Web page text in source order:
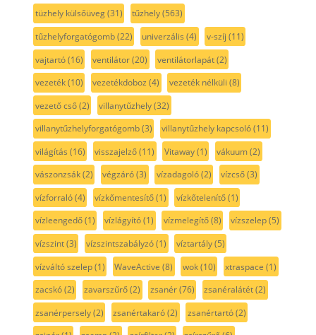
tüzhely külsőüveg(31) tűzhely(563)
tűzhelyforgatógomb(22) univerzális (4) v-szíj (11)
vajtartó(16) ventilátor(20) ventilátorlapát(2)
vezeték(10) vezetékdoboz (4) vezeték nélküli (8)
vezető cső(2) villanytűzhely(32)
villanytűzhelyforgatógomb(3) villanytűzhely kapcsoló(11)
világítás (16) visszajelző(11) Vitaway(1) vákuum(2)
vászonzsák(2) végzáró(3) vízadagoló(2) vízcső(3)
vízforraló(4) vízkőmentesítő(1) vízkőtelenítő(1)
vízleengedő(1) vízlágyító(1) vízmelegítő(8) vízszelep(5)
vízszint(3) vízszintszabályzó(1) víztartály(5)
vízváltó szelep(1) WaveActive (8) wok(10) xtraspace (1)
zacskó(2) zavarszűrő(2) zsanér(76) zsanéralátét(2)
zsanérpersely(2) zsanértakaró(2) zsanértartó(2)